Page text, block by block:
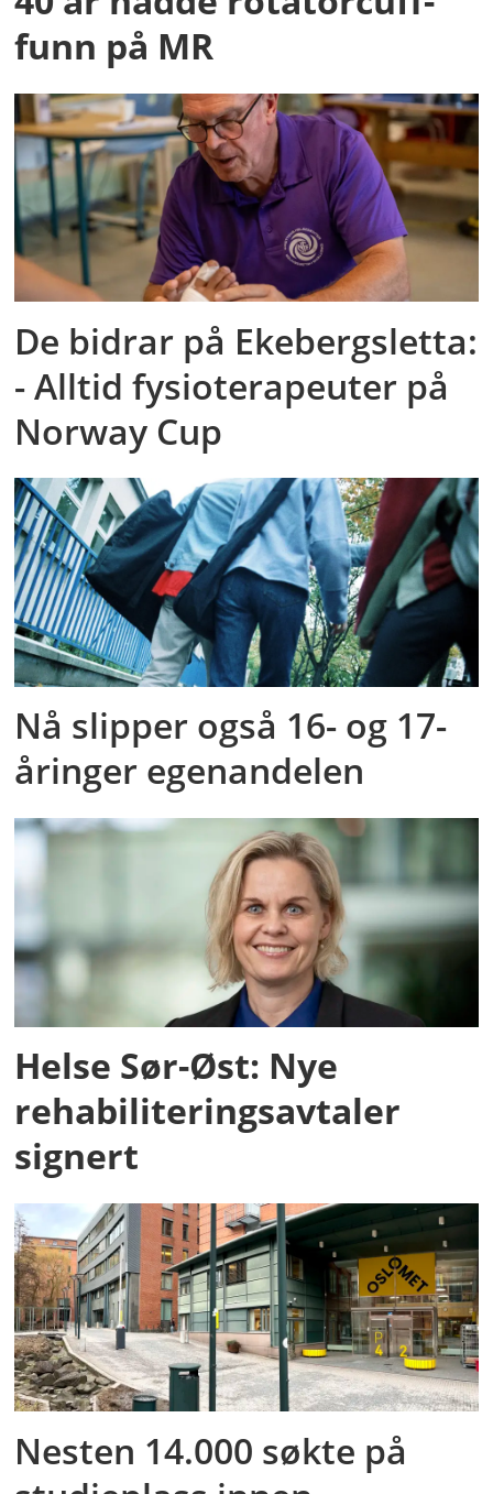
funn på MR
De bidrar på Ekebergsletta:
- Alltid fysioterapeuter på
Norway Cup
Nå slipper også 16- og 17-
åringer egenandelen
Helse Sør-Øst: Nye
rehabiliteringsavtaler
signert
Nesten 14.000 søkte på